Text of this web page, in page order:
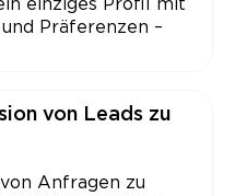
einziges Profil mit
Präferenzen –
von Leads zu
Anfragen zu